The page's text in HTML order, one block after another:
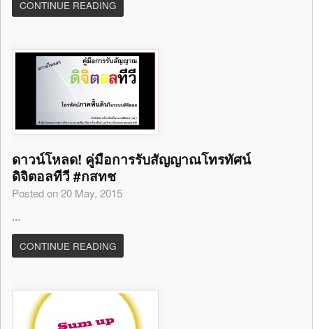
CONTINUE READING
ดาวน์โหลด! คู่มือการรับสัญญาณโทรทัศน์
ดิจิตอลทีวี #กสทช
Posted on 20 May, 2015
...
CONTINUE READING